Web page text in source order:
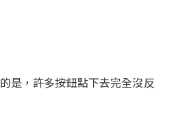
是，許多按鈕點下去完全沒反